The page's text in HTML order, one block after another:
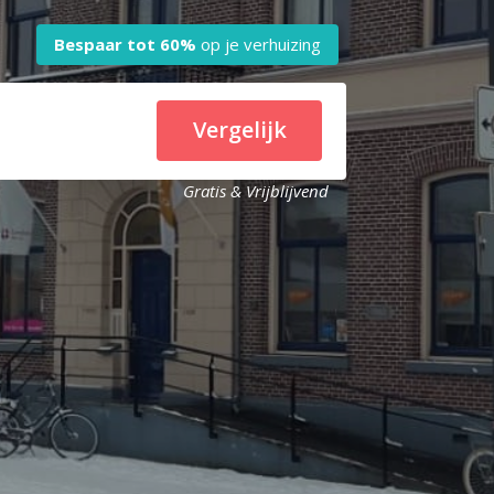
Bespaar tot 60% op je verhuizing
Vergelijk
Gratis & Vrijblijvend